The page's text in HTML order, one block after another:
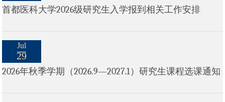
首都医科大学2026级研究生入学报到相关工作安排
Jul
29
2026年秋季学期（2026.9—2027.1）研究生课程选课通知